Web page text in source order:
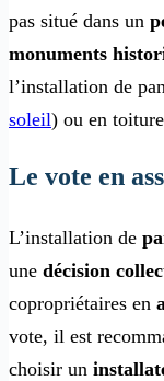
pas situé dans un
monuments
l’installation de
soleil) ou en
Le vote en
L’installation de
une décision
copropriétaires en
vote, il est
choisir un